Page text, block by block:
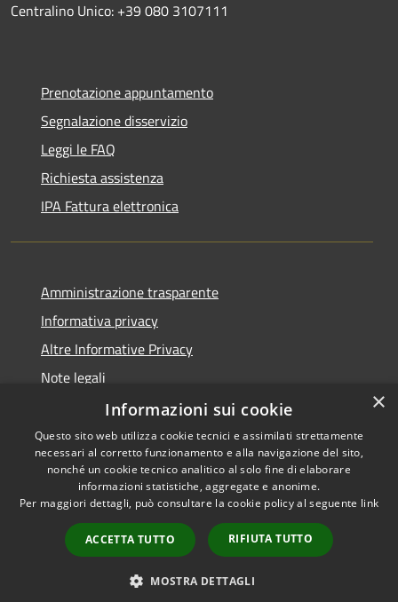
Centralino Unico: +39 080 3107111
Prenotazione appuntamento
Segnalazione disservizio
Leggi le FAQ
Richiesta assistenza
IPA Fattura elettronica
Amministrazione trasparente
Informativa privacy
Altre Informative Privacy
Note legali
Dichiarazione di accessibilità
RSS
Accessibilità
Copyright © 2026 • Comune di
Municipium•
Accesso
redazione
×
Informazioni sui cookie
Questo sito web utilizza cookie tecnici e assimilati strettamente
necessari al corretto funzionamento e alla navigazione del sito,
nonché un cookie tecnico analitico al solo fine di elaborare
informazioni statistiche, aggregate e anonime.
Per maggiori dettagli, può consultare la cookie policy al seguente link
ACCETTA TUTTO RIFIUTA TUTTO
MOSTRA DETTAGLI